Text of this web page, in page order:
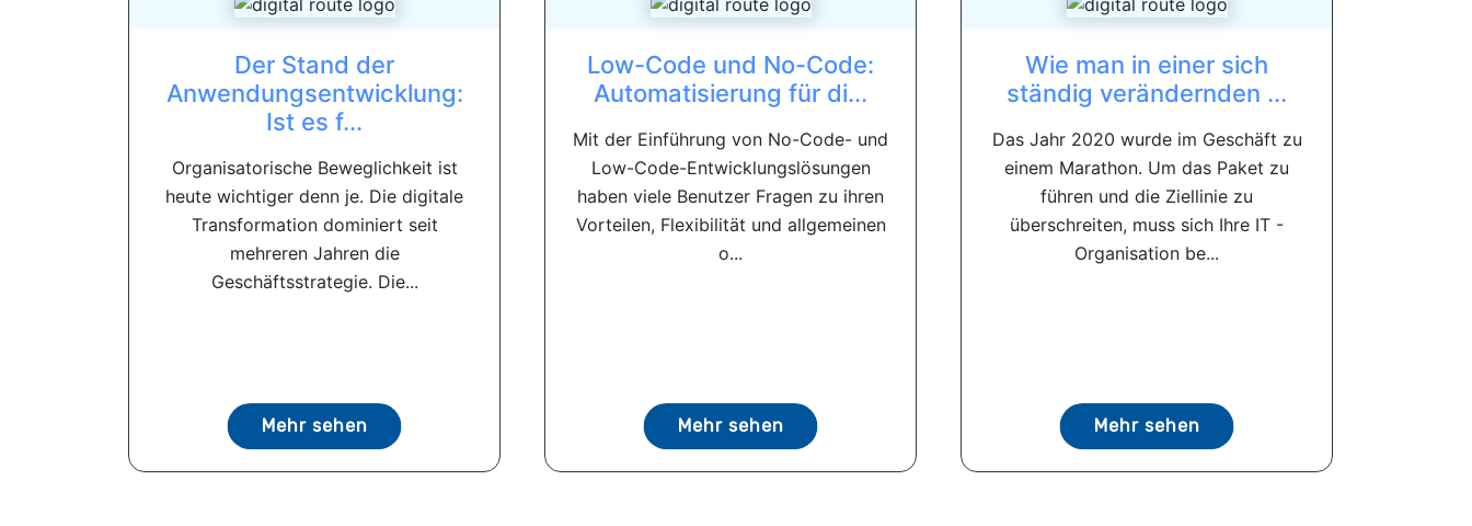
Der Stand der
Anwendungsentwicklung:
Ist es f...
Organisatorische Beweglichkeit ist
heute wichtiger denn je. Die digitale
Transformation dominiert seit
mehreren Jahren die
Geschäftsstrategie. Die...
Mehr sehen
Low-Code und No-Code:
Automatisierung für di...
Mit der Einführung von No-Code- und
Low-Code-Entwicklungslösungen
haben viele Benutzer Fragen zu ihren
Vorteilen, Flexibilität und allgemeinen
o...
Mehr sehen
Wie man in einer sich
ständig verändernden ...
Das Jahr 2020 wurde im Geschäft zu
einem Marathon. Um das Paket zu
führen und die Ziellinie zu
überschreiten, muss sich Ihre IT -
Organisation be...
Mehr sehen